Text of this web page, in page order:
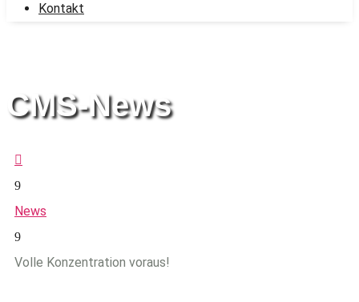
Kontakt
CMS-News

9
News
9
Volle Konzentration voraus!